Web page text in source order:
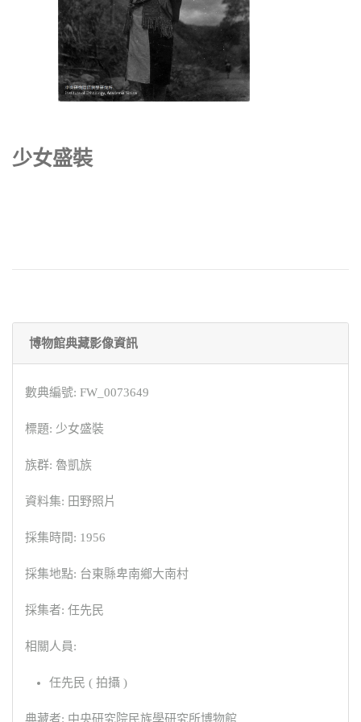
少女盛裝
博物館典藏影像資訊
數典編號: FW_0073649
標題: 少女盛裝
族群: 魯凱族
資料集: 田野照片
採集時間: 1956
採集地點: 台東縣卑南鄉大南村
採集者: 任先民
相關人員:
任先民 ( 拍攝 )
典藏者: 中央研究院民族學研究所博物館